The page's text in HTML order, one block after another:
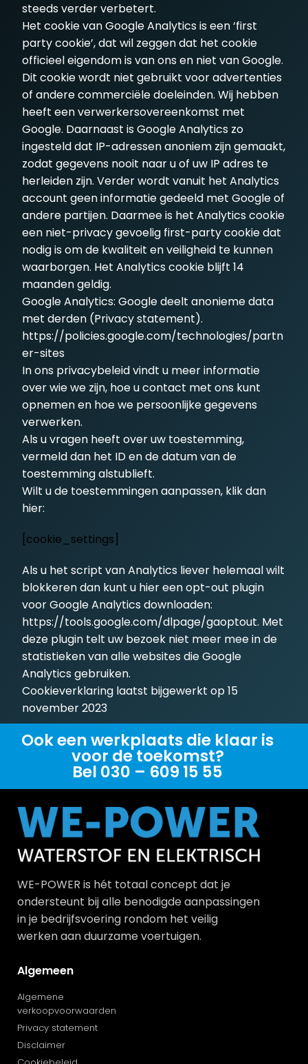
steeds verder verbetert.
Het cookie van Google Analytics is een ‘first
party cookie’, dat wil zeggen dat het cookie
officieel eigendom is van ons en niet van Google.
Dit cookie wordt niet gebruikt voor advertenties
of andere commerciële doeleinden. Wij hebben
heeft een verwerkersovereenkomst met
Google. Daarnaast is Google Analytics zo
ingesteld dat IP-adressen anoniem zijn gemaakt,
zodat gegevens nooit naar u of uw IP adres te
herleiden zijn. Verder wordt vanuit het Analytics
account geen informatie gedeeld met Google of
andere partijen. Daarmee is het Analytics cookie
een niet-privacy gevoelig first-party cookie dat
nodig is om de kwaliteit en veiligheid te kunnen
waarborgen. Het Analytics cookie blijft 14
maanden geldig.
Google Analytics: Google deelt anonieme data
met derden (Privacy statement).
https://policies.google.com/technologies/partn
er-sites
In ons privacybeleidvindt u meer informatie
over wie we zijn, hoe u contact met ons kunt
opnemen en hoe we persoonlijke gegevens
verwerken.
Als u vragen heeft over uw toestemming,
vermeld dan het ID en de datum van de
toestemming alstublieft.
Wilt u de toestemmingen aanpassen, klik dan
hier:
[cookie_settings]
Als u het script van Analytics liever helemaal wilt
blokkeren dan kunt u hier een opt-out plugin
voor Google Analytics downloaden:
https://tools.google.com/dlpage/gaoptout. Met
deze plugin telt uw bezoek niet meer mee in de
statistieken van alle websites die Google
Analytics gebruiken.
Cookieverklaring laatst bijgewerkt op 15
november 2023
Ook een werkplaats die klaar is
voor de toekomst?
Bel 030 – 609 15 55
WE-POWER is hét totaal concept dat je
ondersteunt bij alle benodigde aanpassingen
in je bedrijfsvoering rondom het veilig
werken aan duurzame voertuigen.
Algemeen
Algemene
verkoopvoorwaarden
Privacy statement
Disclaimer